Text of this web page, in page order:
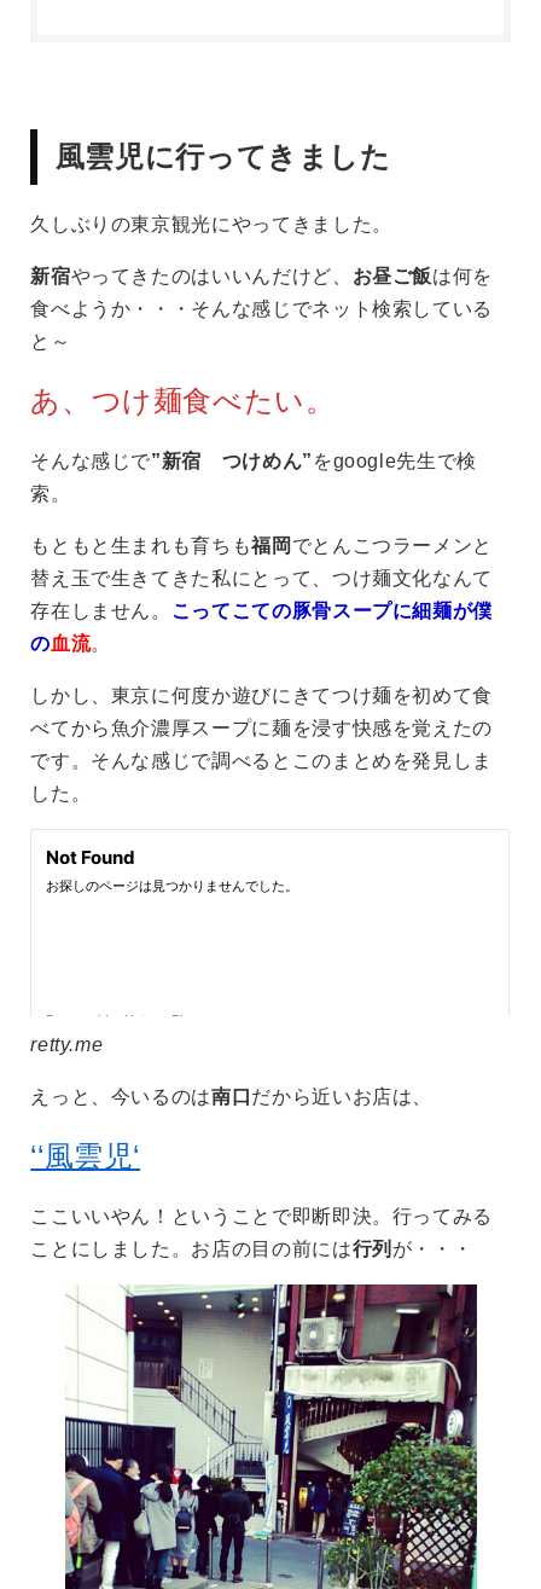
風雲児に行ってきました
久しぶりの東京観光にやってきました。
新宿やってきたのはいいんだけど、 お昼ご飯は何を
食べようか・・・そんな感じでネット検索している
と～
あ、つけ麺食べたい。
そんな感じで”新宿 つけめん” をgoogle先生で検
索。
もともと生まれも育ちも福岡 でとんこつラーメンと
替え玉で生きてきた私にとって、つけ麺文化なんて
存在しません。 こってこての豚骨スープに細麺が僕
の血流。
しかし、東京に何度か遊びにきてつけ麺を初めて食
べてから魚介濃厚スープに麺を浸す快感を覚えたの
です。そんな感じで調べるとこのまとめを発見しま
した。
retty.me
えっと、今いるのは南口 だから近いお店は、
‘‘風雲児‘
ここいいやん！ということで即断即決。行ってみる
ことにしました。お店の目の前には行列 が・・・